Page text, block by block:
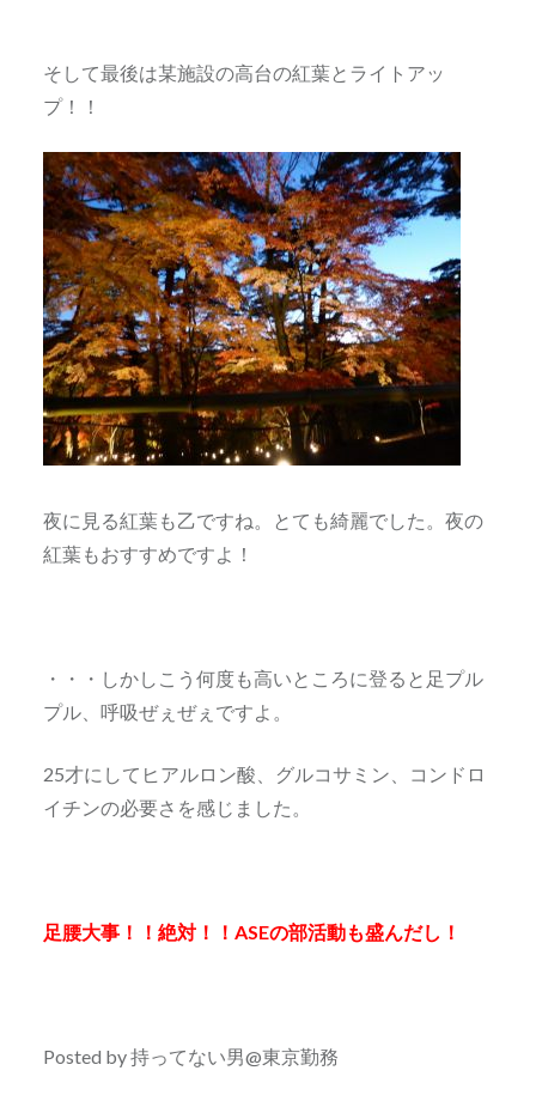
そして最後は某施設の高台の紅葉とライトアッ
プ！！
夜に見る紅葉も乙ですね。とても綺麗でした。夜の
紅葉もおすすめですよ！
・・・しかしこう何度も高いところに登ると足プル
プル、呼吸ぜぇぜぇですよ。
25才にしてヒアルロン酸、グルコサミン、コンドロ
イチンの必要さを感じました。
足腰大事！！絶対！！ASEの部活動も盛んだし！
Posted by 持ってない男@東京勤務